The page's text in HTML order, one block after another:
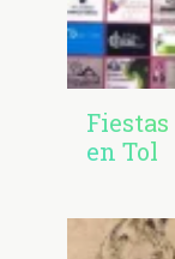
Fiestas
en Tol